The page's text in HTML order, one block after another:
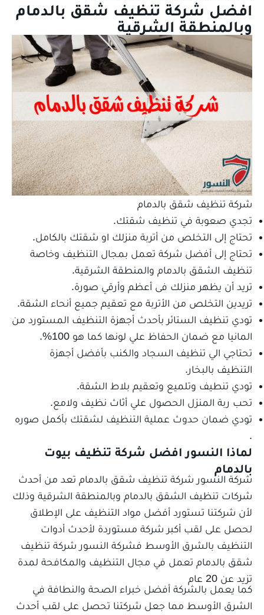
افضل شركة تنظيف شقق بالدمام
وبالمنطقة الشرقية
شركة تنظيف شقق بالدمام
تجدي صعوبة في تنظيف شقتك.
تحتاج إلى التخلص من أتربة منزلك او شقتك بالكامل.
تحتاج إلى أفضل شركة تعمل بمجال التنظيف وخاصة
تنظيف الشقق بالدمام والمنطقة الشرقية.
تريد أن يظهر منزلك فى أعظم وأرقي صورة.
تريدين التخلص من الأتربة مع تعقيم جميع أنحاء الشقة.
تودي تنظيف الستائر بأحدث أجهزة التنظيف المستورد من
المانيا مع ضمان الحفاظ علي لونها كما هو 100%.
تحتاجي الي تنظيف السجاد والكنب بأفضل أجهزة
التنظيف بالبخار.
تودي تنطيف وتلميع وتعقيم بلاط الشقة.
تحب ربة المنزل الحصول علي أثاث نظيف ولامع.
تودي ضمان حدوث عملية التنظيف لشقتك بأكمل صوره
.
لماذا النسور افضل شركة تنظيف بيوت
بالدمام
شركة النسور شركة تنظيف شقق بالدمام تعد من أحدث
شركات تنظيف الشقق بالدمام وبالمنطقة الشرقية وذلك
لأن شركتنا تستورد أفضل مواد التنظيف على الإطلاق
لحصل على لقب أكبر شركة مستوردة لأحدث أدوات
التنظيف بالشرق الأوسط فشركة النسور شركة تنظيف
شقق بالدمام تعمل في مجال التنظيف والمكافحة لمدة
تزيد عن 20 عام
كما يعمل بالشركة أفضل خبراء الصحة والنطافة في
الشرق الأوسط مما جعل شركتنا تحصل على لقب أحدث